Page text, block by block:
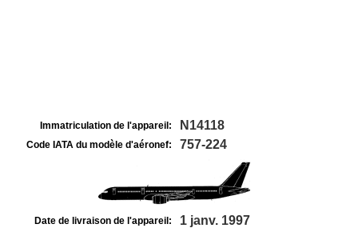
Immatriculation de l'appareil: N14118
Code IATA du modèle d'aéronef: 757-224
Date de livraison de l'appareil: 1 janv. 1997